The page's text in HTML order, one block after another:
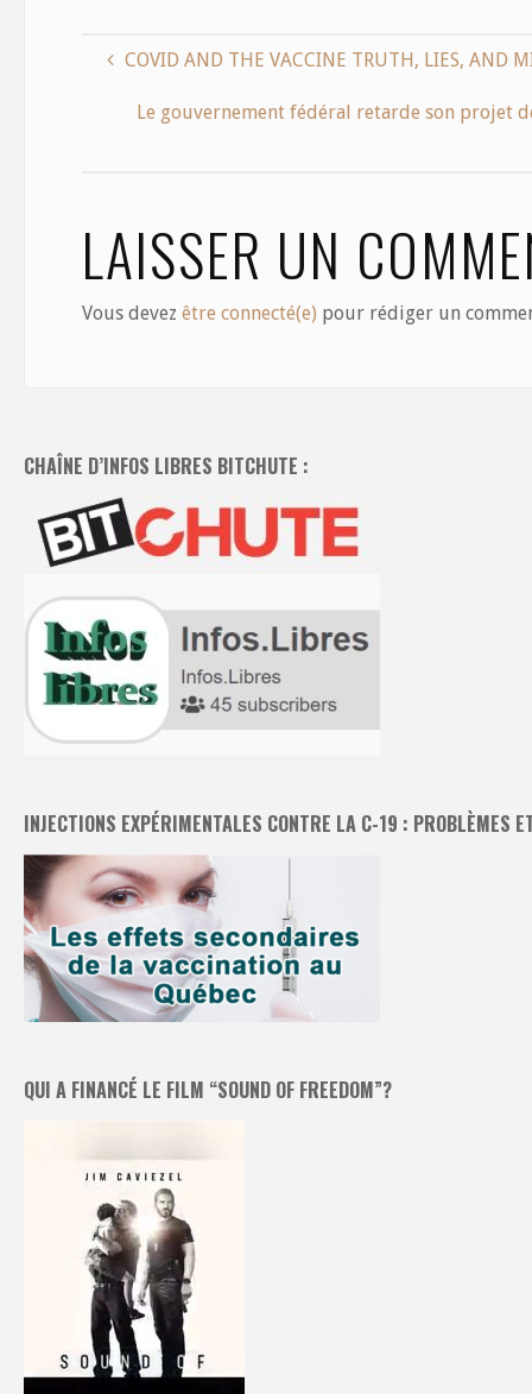
b
o
d
o
l
e
COVID AND THE VACCINE TRUTH, LIES, AND
Le gouvernement fédéral retarde son projet
LAISSER UN
Vous devez être connecté(e) pour rédiger un
CHAÎNE D’INFOS LIBRES BITCHUTE :
INJECTIONS EXPÉRIMENTALES CONTRE LA C-19 : PROBLÈMES
QUI A FINANCÉ LE FILM “SOUND OF FREEDOM”?